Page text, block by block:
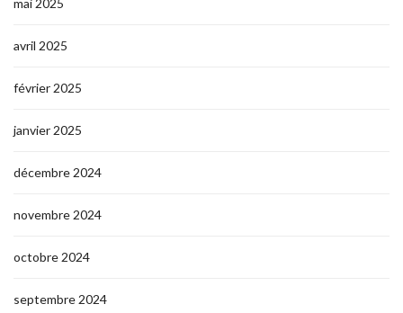
mai 2025
avril 2025
février 2025
janvier 2025
décembre 2024
novembre 2024
octobre 2024
septembre 2024